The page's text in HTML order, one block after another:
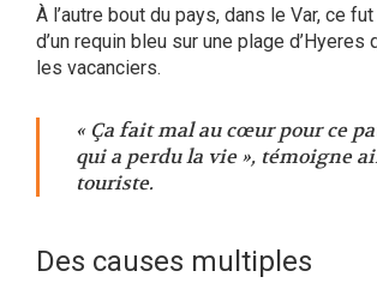
À l’autre bout du pays, dans le Var, ce
d’un requin bleu sur une plage d’Hyeres
les vacanciers.
« Ça fait mal au cœur pour ce
qui a perdu la vie », témoigne
touriste.
Des causes multiples